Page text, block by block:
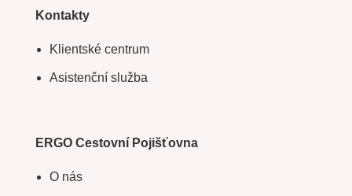
Kontakty
Klientské centrum
Asistenční služba
ERGO Cestovní Pojišťovna
O nás